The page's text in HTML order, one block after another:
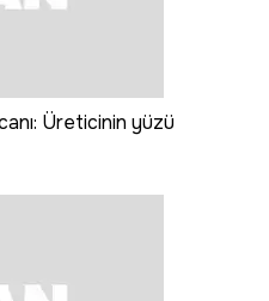
Üreticinin yüzü